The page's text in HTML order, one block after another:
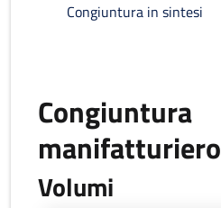
Congiuntura in sintesi
Congiuntura
manifatturiero
Volumi